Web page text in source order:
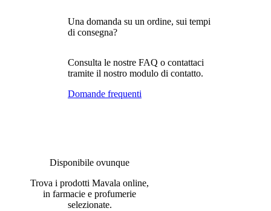
Una domanda su un ordine, sui tempi
di consegna?
Consulta le nostre FAQ o contattaci
tramite il nostro modulo di contatto.
Domande frequenti
Disponibile ovunque
Trova i prodotti Mavala online,
in farmacie e profumerie
selezionate.